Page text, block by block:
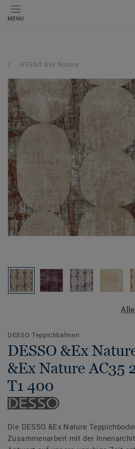
MENU
DESSO &Ex Nature
DESSO Teppichbahnen
DESSO &Ex
&Ex Nature AC35
T1 400
Die DESSO &Ex Nature
Zusammenarbeit mit der